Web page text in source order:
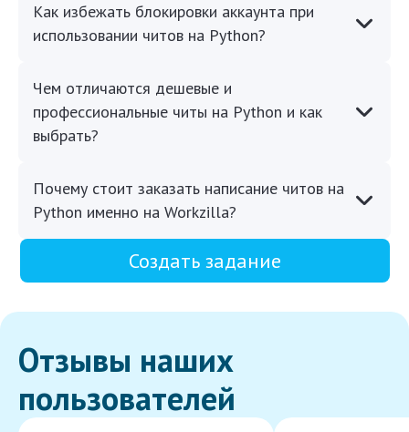
Как избежать блокировки аккаунта при
использовании читов на Python?
Чем отличаются дешевые и
профессиональные читы на Python и как
выбрать?
Почему стоит заказать написание читов на
Python именно на Workzilla?
Создать задание
Отзывы наших
пользователей